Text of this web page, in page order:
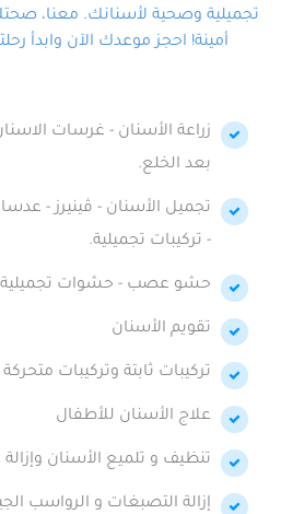
تجميلية وصحية لأسنانك. معنا،
أمينة! احجز موعدك الآن وابدأ
زراعة الأسنان - غرسات
بعد الخلع.
تجميل الأسنان - ڤينيرز -
- تركيبات تجميلية.
حشو عصب - حشوات تجميلية
تقويم الأسنان
تركيبات ثابتة وتركيبات متحركة
علاج الأسنان للأطفال
تنظيف و تلميع الأسنان وإزالة
إزالة التصبغات و الرواسب